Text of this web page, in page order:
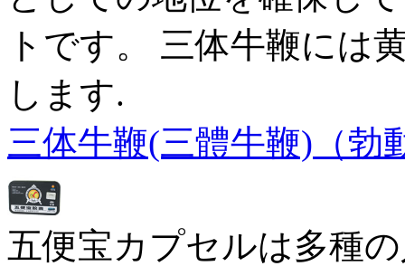
トです。 三体牛鞭には
します.
三体牛鞭(三體牛鞭)（勃
五便宝カプセルは多種